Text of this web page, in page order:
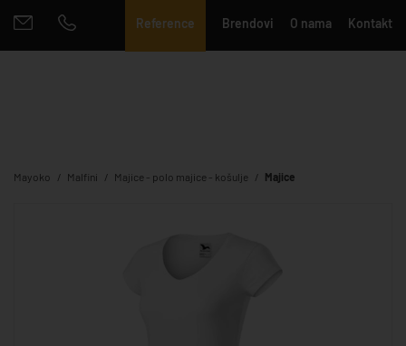
Reference Brendovi O nama Kontakt
Mayoko Malfini Majice - polo majice - košulje Majice